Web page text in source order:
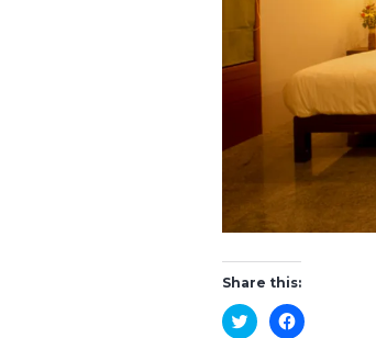
Share this:
Click
to
Click
to